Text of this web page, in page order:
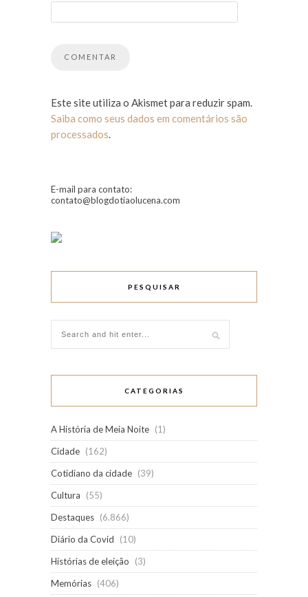
Este site utiliza o Akismet para reduzir spam.
Saiba como seus dados em comentários são
processados.
E-mail para contato:
contato@blogdotiaolucena.com
PESQUISAR
CATEGORIAS
A História de Meia Noite (1)
Cidade (162)
Cotidiano da cidade (39)
Cultura
(55)
Destaques (6.866)
Diário da Covid
(10)
Histórias de eleição
(3)
Memórias (406)